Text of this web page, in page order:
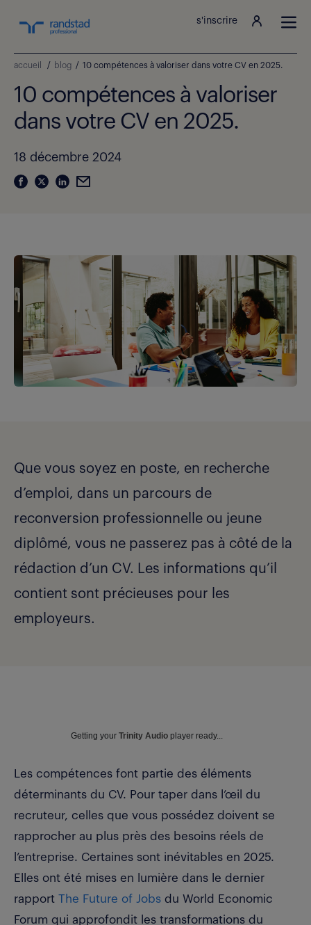
s'inscrire
accueil / blog / 10 compétences à valoriser dans votre CV en 2025.
10 compétences à valoriser
dans votre CV en 2025.
18 décembre 2024
Que vous soyez en poste, en recherche
d’emploi, dans un parcours de
reconversion professionnelle ou jeune
diplômé, vous ne passerez pas à côté de la
rédaction d’un CV. Les informations qu’il
contient sont précieuses pour les
employeurs.
Getting your Trinity Audio player ready...
Les compétences font partie des éléments
déterminants du CV. Pour taper dans l’œil du
recruteur, celles que vous possédez doivent se
rapprocher au plus près des besoins réels de
l’entreprise. Certaines sont inévitables en 2025.
Elles ont été mises en lumière dans le dernier
rapport The Future of Jobs du World Economic
Forum qui approfondit les transformations du